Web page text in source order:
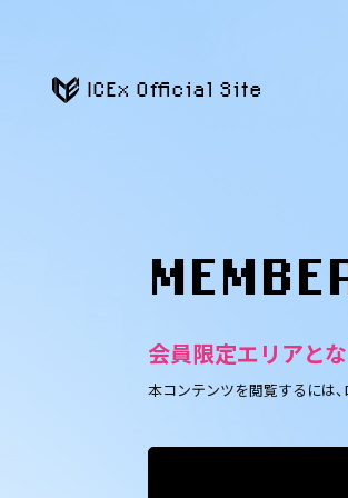
ICEx Official Site
会員限定エリアと
本コンテンツを閲覧するには、